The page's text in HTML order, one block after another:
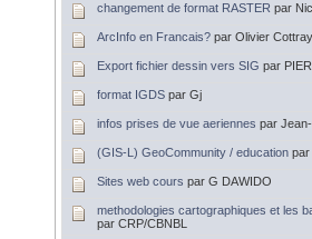
changement de format RASTER par
ArcInfo en Francais? par Olivier Cottray
Export fichier dessin vers SIG par
format IGDS par Gj
infos prises de vue aeriennes par
(GIS-L) GeoCommunity / education par
Sites web cours par G DAWIDO
methodologies cartographiques et les
par CRP/CBNBL